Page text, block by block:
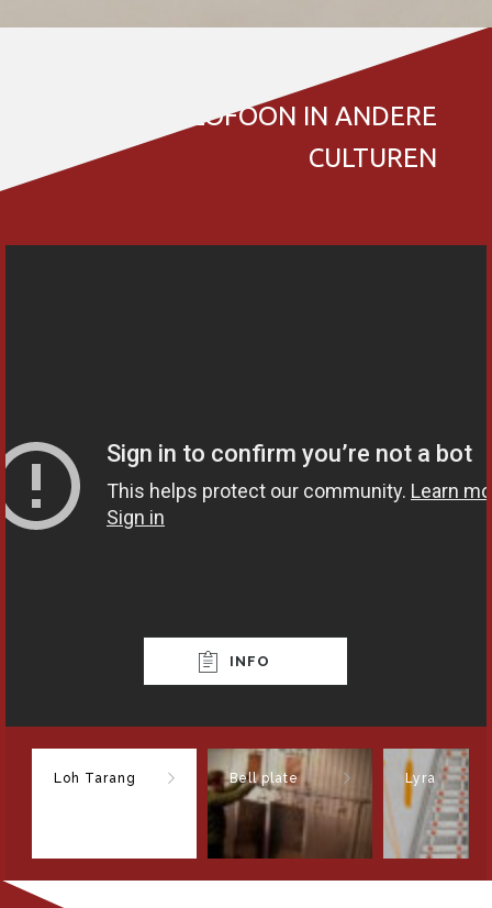
DE METALOFOON IN ANDERE
CULTUREN
INFO
Loh Tarang Bell plate Lyra